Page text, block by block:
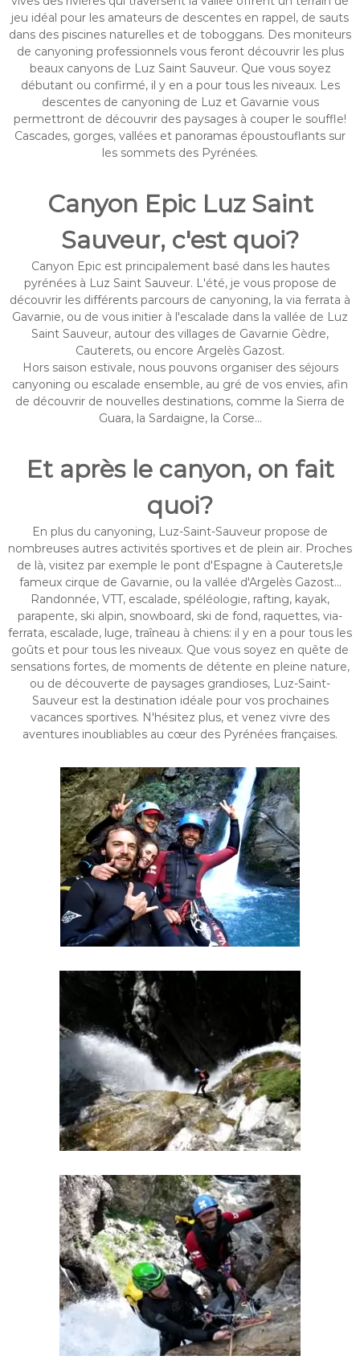
jeu idéal pour les amateurs de descentes en rappel, de sauts
dans des piscines naturelles et de toboggans. Des moniteurs
de canyoning professionnels vous feront découvrir les plus
beaux canyons de Luz Saint Sauveur. Que vous soyez
débutant ou confirmé, il y en a pour tous les niveaux. Les
descentes de canyoning de Luz et Gavarnie vous
permettront de découvrir des paysages à couper le souffle!
Cascades, gorges, vallées et panoramas époustouflants sur
les sommets des Pyrénées.
Canyon Epic Luz Saint
Sauveur, c'est quoi?
Canyon Epic est principalement basé dans les hautes
pyrénées à Luz Saint Sauveur. L'été, je vous propose de
découvrir les différents parcours de canyoning, la via ferrata à
Gavarnie, ou de vous initier à l'escalade dans la vallée de Luz
Saint Sauveur, autour des villages de Gavarnie Gèdre,
Cauterets, ou encore Argelès Gazost.
Hors saison estivale, nous pouvons organiser des séjours
canyoning ou escalade ensemble, au gré de vos envies, afin
de découvrir de nouvelles destinations, comme la Sierra de
Guara, la Sardaigne, la Corse...
Et après le canyon, on fait
quoi?
En plus du canyoning, Luz-Saint-Sauveur propose de
nombreuses autres activités sportives et de plein air. Proches
de là, visitez par exemple le pont d'Espagne à Cauterets,le
fameux cirque de Gavarnie, ou la vallée d'Argelès Gazost...
Randonnée, VTT, escalade, spéléologie, rafting, kayak,
parapente, ski alpin, snowboard, ski de fond, raquettes, via-
ferrata, escalade, luge, traîneau à chiens: il y en a pour tous les
goûts et pour tous les niveaux. Que vous soyez en quête de
sensations fortes, de moments de détente en pleine nature,
ou de découverte de paysages grandioses, Luz-Saint-
Sauveur est la destination idéale pour vos prochaines
vacances sportives. N'hésitez plus, et venez vivre des
aventures inoubliables au cœur des Pyrénées françaises.